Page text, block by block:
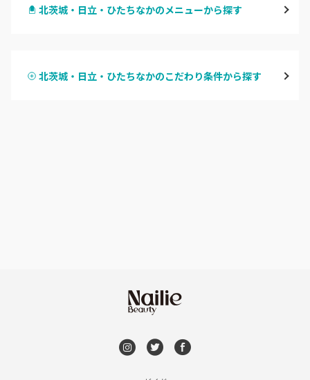
つくば・土浦・石岡
北茨城・日立・ひたちなかのメニューから探す
ハンドスカルプ
北茨城・日立・ひたちなかのこだわり条件から探す